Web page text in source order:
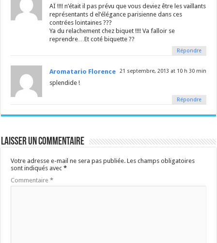
AÏ !!!! n’était il pas prévu que vous deviez être les vaillants
représentants d el’élégance parisienne dans ces
contrées lointaines ???
Ya du relachement chez biquet !!!! Va falloir se
reprendre…Et coté biquette ??
Répondre
Aromatario Florence 21 septembre, 2013 at 10 h 30 min
splendide !
Répondre
Laisser un commentaire
Votre adresse e-mail ne sera pas publiée. Les champs obligatoires
sont indiqués avec*
Commentaire*